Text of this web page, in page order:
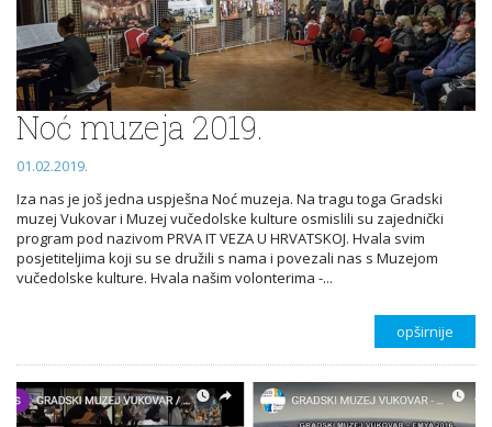
Noć muzeja 2019.
01.02.2019.
Iza nas je još jedna uspješna Noć muzeja. Na tragu toga Gradski
muzej Vukovar i Muzej vučedolske kulture osmislili su zajednički
program pod nazivom PRVA IT VEZA U HRVATSKOJ. Hvala svim
posjetiteljima koji su se družili s nama i povezali nas s Muzejom
vučedolske kulture. Hvala našim volonterima -...
opširnije